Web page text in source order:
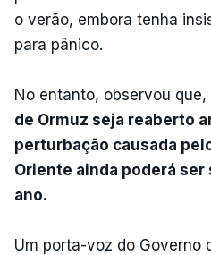
o verão, embora tenha
para pânico.
No entanto, observou que,
de Ormuz seja reaberto
perturbação causada
Oriente ainda poderá
ano.
Um porta-voz do Governo